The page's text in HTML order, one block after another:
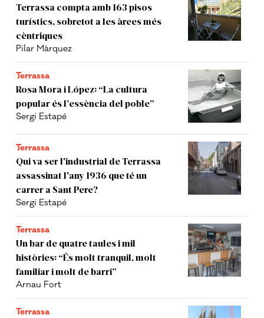
Terrassa compta amb 163 pisos
turístics, sobretot a les àrees més
cèntriques
Pilar Màrquez
Terrassa
Rosa Mora i López: “La cultura
popular és l’essència del poble”
Sergi Estapé
Terrassa
Qui va ser l'industrial de Terrassa
assassinat l'any 1936 que té un
carrer a Sant Pere?
Sergi Estapé
Terrassa
Un bar de quatre taules i mil
històries: “És molt tranquil, molt
familiar i molt de barri”
Arnau Fort
Terrassa